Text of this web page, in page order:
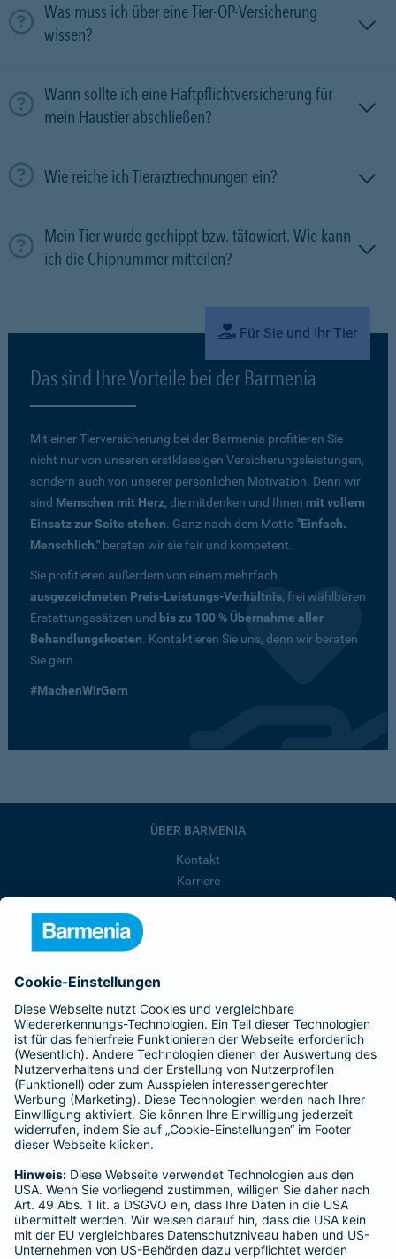
Was muss ich über eine Tier-OP-Versicherung
wissen?
Wann sollte ich eine Haftpflichtversicherung für
mein Haustier abschließen?
Wie reiche ich Tierarztrechnungen ein?
Mein Tier wurde gechippt bzw. tätowiert. Wie kann
ich die Chipnummer mitteilen?
Für Sie und Ihr Tier
Das sind Ihre Vorteile bei der Barmenia
Mit einer Tierversicherung bei der Barmenia profitieren Sie
nicht nur von unseren erstklassigen Versicherungsleistungen,
sondern auch von unserer persönlichen Motivation. Denn wir
sind Menschen mit Herz, die mitdenken und Ihnen mit vollem
Einsatz zur Seite stehen. Ganz nach dem Motto"Einfach.
Menschlich." beraten wir sie fair und kompetent.
Sie profitieren außerdem von einem mehrfach
ausgezeichneten Preis-Leistungs-Verhältnis, frei wählbaren
Erstattungssätzen und bis zu 100 % Übernahme aller
Behandlungskosten. Kontaktieren Sie uns, denn wir beraten
Sie gern.
#MachenWirGern
ÜBER BARMENIA
Kontakt
Karriere
Barmenia ist Teil der BarmeniaGothaer
BELIEBTE SEITEN
Kranken-Zusatzversicherung
Tierversicherungen
Haftpflichtversicherung
Hausratversicherung
Adresse ändern
Schaden melden
Kilometerstandsmeldung
Serviceübersicht